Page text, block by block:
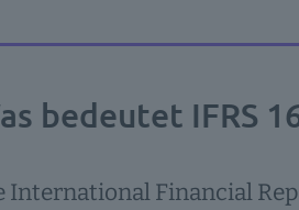
bedeutet IFRS
International Financial